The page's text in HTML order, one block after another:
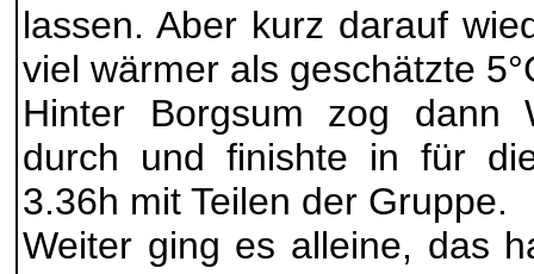
lassen. Aber kurz darauf
viel wärmer als geschätzte
Hinter Borgsum zog dann
durch und finishte in für
3.36h mit Teilen der Gruppe.
Weiter ging es alleine, das